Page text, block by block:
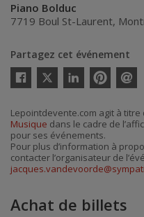
Piano Bolduc
7719 Boul St-Laurent,
Partagez cet événement
Twitter
courriel
Lepointdevente.com agit à
Musique dans le cadre de
pour ses événements.
Pour plus d’information à
contacter l’organisateur de
Achat de billets